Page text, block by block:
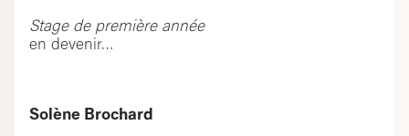
Stage de première année
en devenir…
Solène Brochard